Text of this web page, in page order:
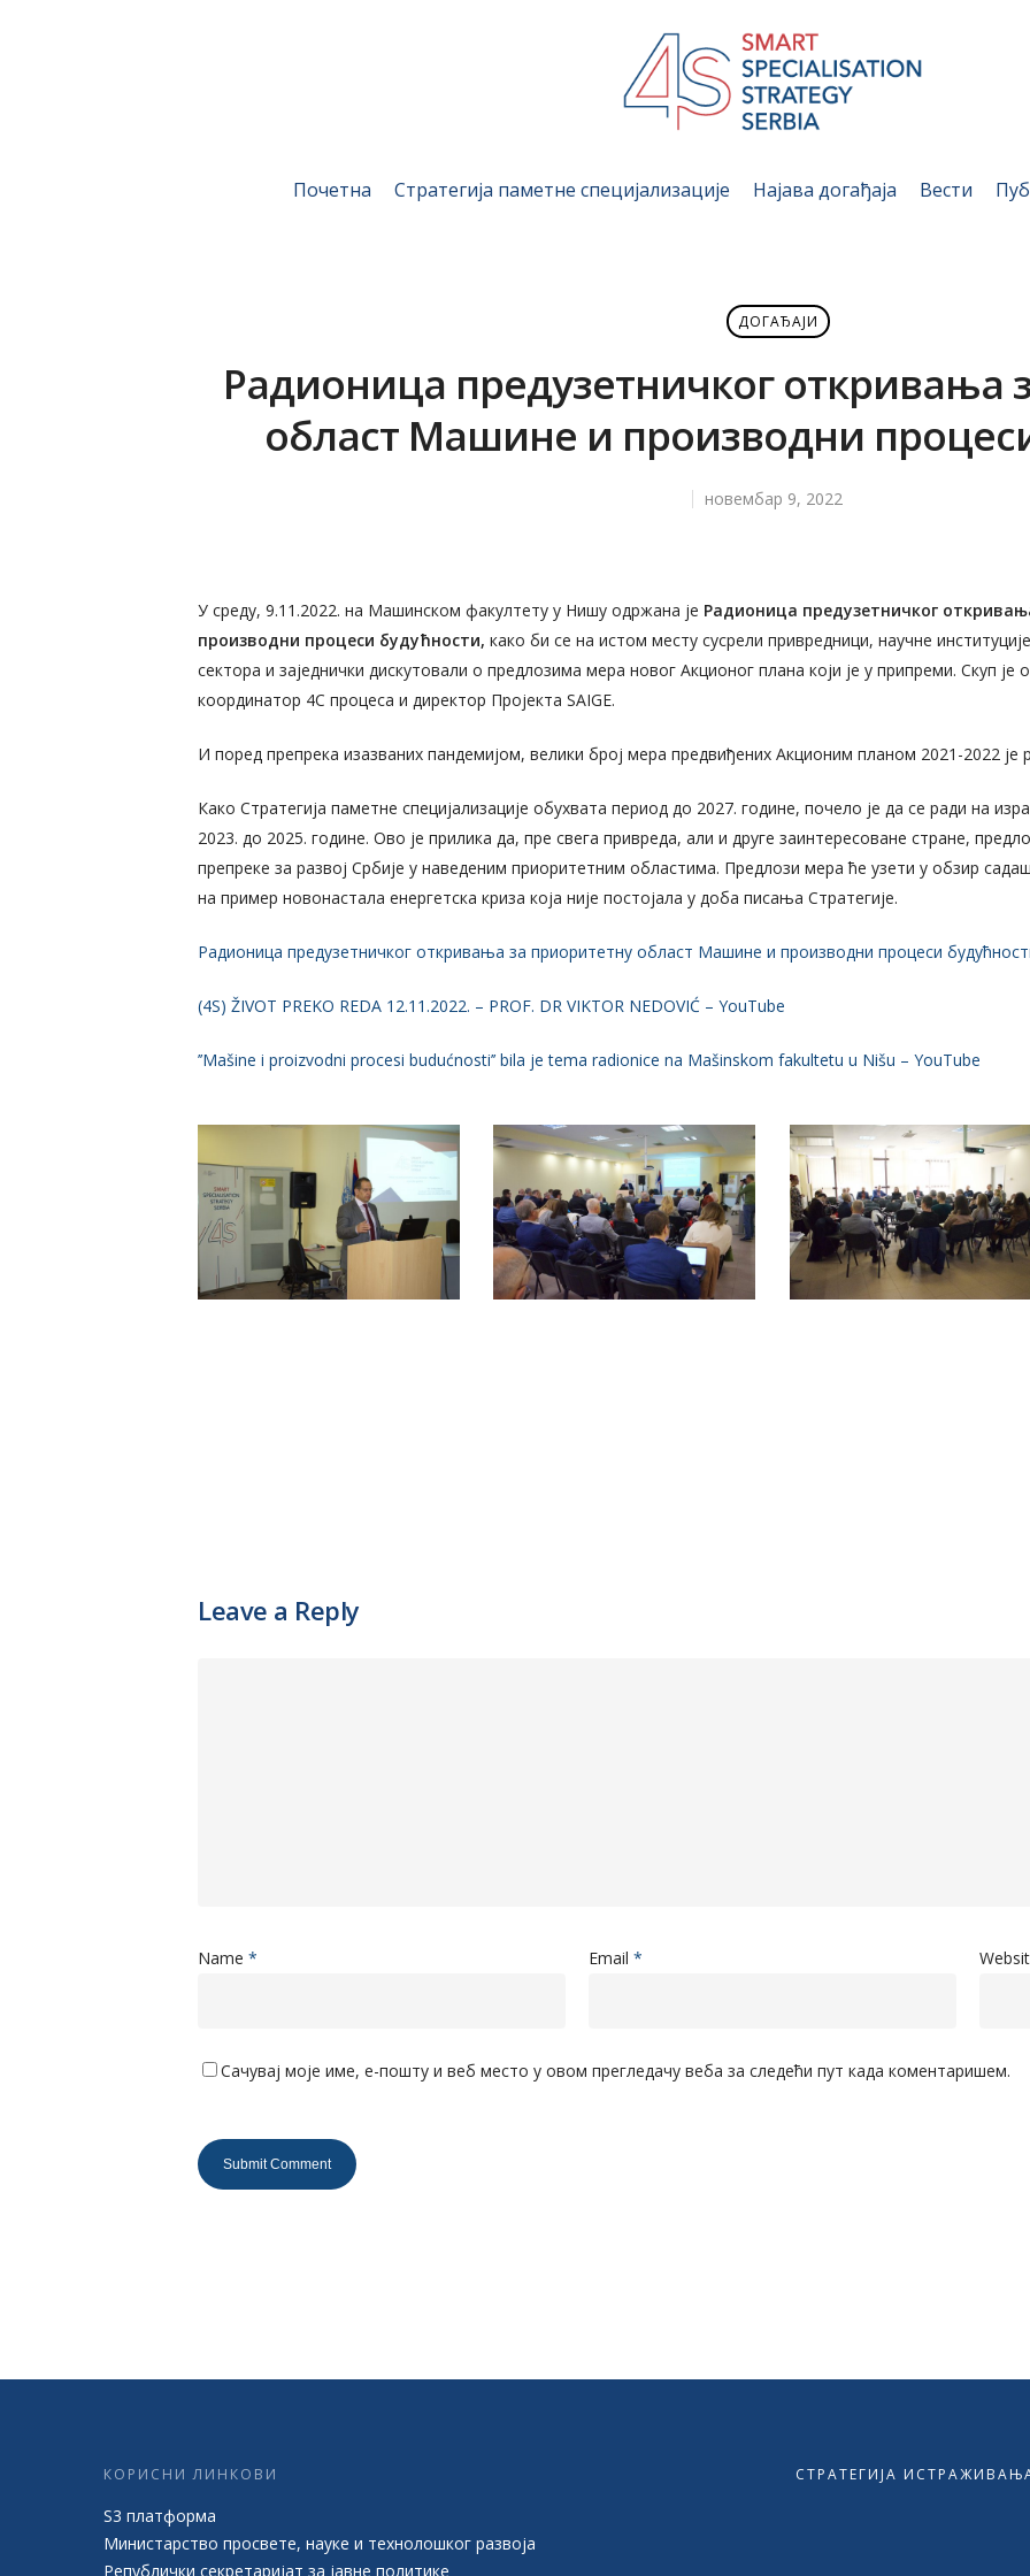
Почетна Стратегија паметне специјализације Најава догађаја Вести
ДОГАЂАЈИ
Радионица предузетничког откривања
област Машине и производни
новембар 9, 2022
У среду, 9.11.2022. на Машинском факултету у Нишу одржана је Радионица предузетничког
производни процеси будућности, како би се на истом месту сусрели привредници, научне
сектора и заједнички дискутовали о предлозима мера новог Акционог плана који је у припреми. Скуп
координатор 4С процеса и директор Пројекта SAIGE.
И поред препрека изазваних пандемијом, велики број мера предвиђених Акционим планом 2021-2022 је
Како Стратегија паметне специјализације обухвата период до 2027. године, почело је да се ради на
2023. до 2025. године. Ово је прилика да, пре свега привреда, али и друге заинтересоване стране,
препреке за развој Србије у наведеним приоритетним областима. Предлози мера ће узети у обзир
на пример новонастала енергетска криза која није постојала у доба писања Стратегије.
Радионица предузетничког откривања за приоритетну област Машине и производни процеси
(4S) ŽIVOT PREKO REDA 12.11.2022. – PROF. DR VIKTOR NEDOVIĆ – YouTube
’’Mašine i proizvodni procesi budućnosti’’ bila je tema radionice na Mašinskom fakultetu u Nišu – YouTube
Leave a Reply
Name * Email *
Сачувај моје име, е-пошту и веб место у овом прегледачу веба за следећи пут када коментаришем.
КОРИСНИ ЛИНКОВИ
S3 платформа
Министарство просвете, науке и технолошког развоја
Републички секретаријат за јавне политике
СТРАТЕГИЈА